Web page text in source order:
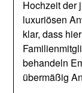
Hochzeit der
luxuriösen
klar, dass
behandeln
übermäßig